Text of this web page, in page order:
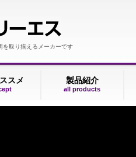
を取り揃えるメーカーです
スメ 製品紹介
all products